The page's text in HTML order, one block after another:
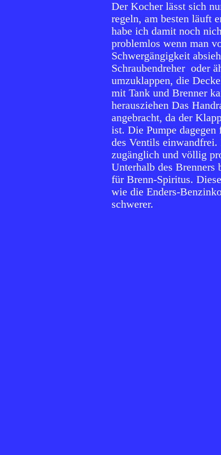
Der Kocher lässt sich
regeln, am besten läuft
habe ich damit noch
problemlos wenn man
Schwergängigkeit
Schraubendreher oder
umzuklappen, die
mit Tank und Brenner
herausziehen Das
angebracht, da der
ist. Die Pumpe
des Ventils
zugänglich und völlig
Unterhalb des Brenners
für Brenn-Spiritus.
wie die Enders-
schwerer.